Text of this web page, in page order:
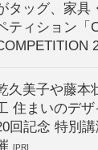
タッグ、家具
ティション「
久美子や藤本
住まいのデ
回記念 特別
[PR]